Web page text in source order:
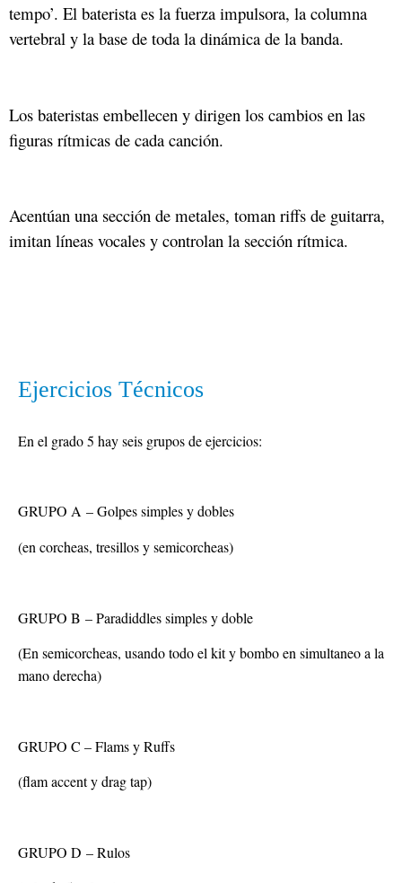
tempo’. El baterista es la fuerza impulsora, la columna
vertebral y la base de toda la dinámica de la banda.
Los bateristas embellecen y dirigen los cambios en las
figuras rítmicas de cada canción.
Acentúan una sección de metales, toman riffs de guitarra,
imitan líneas vocales y controlan la sección rítmica.
Ejercicios Técnicos
En el grado 5 hay seis grupos de ejercicios:
GRUPO A – Golpes simples y dobles
(en corcheas, tresillos y semicorcheas)
GRUPO B – Paradiddles simples y doble
(En semicorcheas, usando todo el kit y bombo en simultaneo a la
mano derecha)
GRUPO C – Flams y Ruffs
(flam accent y drag tap)
GRUPO D – Rulos